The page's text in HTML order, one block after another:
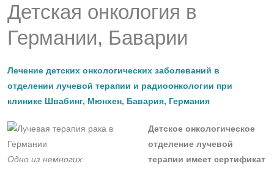
Детская онкология в
Германии, Баварии
Лечение детских онкологических заболеваний в
отделении лучевой терапии и радиоонкологии при
клинике Швабинг, Мюнхен, Бавария, Германия
Одно из немногих
Детское онкологическое
отделение лучевой
терапии имеет сертификат